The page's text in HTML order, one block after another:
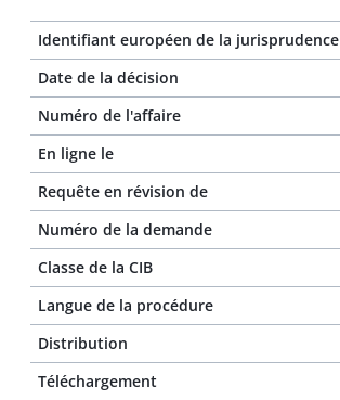
Identifiant européen de la jurisprudence
Date de la décision
Numéro de l'affaire
En ligne le
Requête en révision de
Numéro de la demande
Classe de la CIB
Langue de la procédure
Distribution
Téléchargement